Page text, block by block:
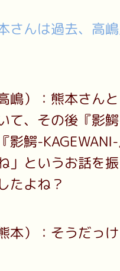
んは過去、高
嶋）：熊本さん
て、その後『影
影鰐-
」というお話を
たよね？
本）：そうだっ